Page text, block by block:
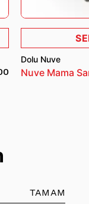
Dolu Nuve
Nuve Mama
TAMAM